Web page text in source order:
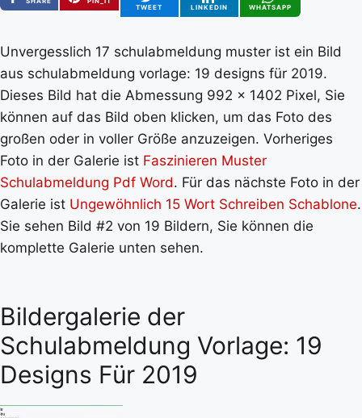
TWEET
LINKEDIN WHATSAPP
Unvergesslich 17 schulabmeldung muster ist ein Bild
aus schulabmeldung vorlage: 19 designs für 2019.
Dieses Bild hat die Abmessung 992 x 1402 Pixel, Sie
können auf das Bild oben klicken, um das Foto des
großen oder in voller Größe anzuzeigen. Vorheriges
Foto in der Galerie ist Faszinieren Muster
Schulabmeldung Pdf Word. Für das nächste Foto in der
Galerie ist Ungewöhnlich 15 Wort Schreiben Schablone.
Sie sehen Bild #2 von 19 Bildern, Sie können die
komplette Galerie unten sehen.
Bildergalerie der
Schulabmeldung Vorlage: 19
Designs Für 2019